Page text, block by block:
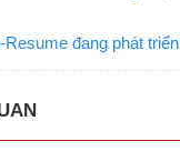
đang phát